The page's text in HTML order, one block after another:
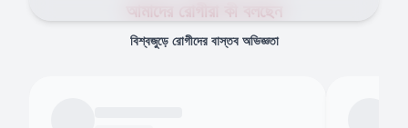
আমাদের রোগীরা কী বলছেন
বিশ্বজুড়ে রোগীদের বাস্তব অভিজ্ঞতা